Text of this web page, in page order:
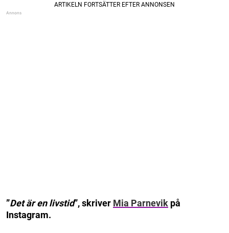
”Det är en livstid”, skriver Mia Parnevik på
Instagram.